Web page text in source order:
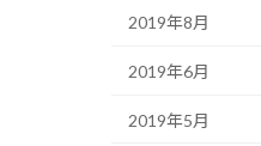
2019年8月
2019年6月
2019年5月